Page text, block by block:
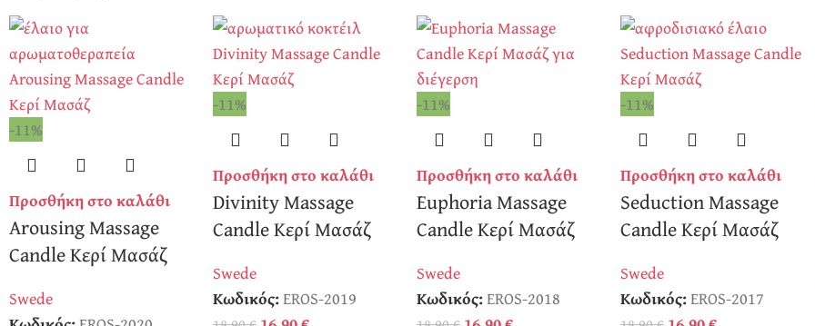
-11%
Προσθήκη στο καλάθι
Arousing Massage
Candle Κερί Μασάζ
Swede
-11%
Προσθήκη στο καλάθι
Divinity Massage
Candle Κερί Μασάζ
Swede
Κωδικός:EROS-2019
-11%
Προσθήκη στο καλάθι
Euphoria Massage
Candle Κερί Μασάζ
Swede
Κωδικός:EROS-2018
-11%
Προσθήκη στο καλάθι
Seduction Massage
Candle Κερί Μασάζ
Swede
Κωδικός:EROS-2017